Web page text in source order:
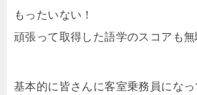
もったいない！
頑張って取得した語学のスコアも無
基本的に皆さんに客室乗務員にな